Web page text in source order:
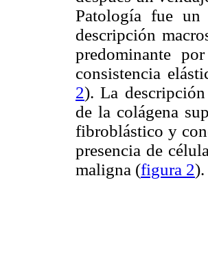
Patología fue un
descripción
predominante
consistencia
2). La
de la colágena
fibroblástico y
presencia de
maligna (figura 2).